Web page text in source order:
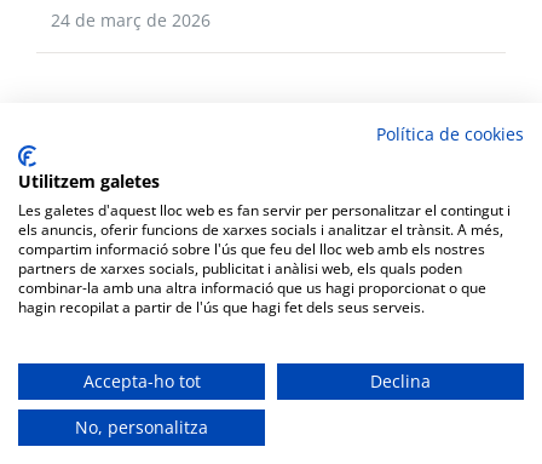
24 de març de 2026
Copyright Ajuntament de Corbera |Protecció de dades personals
Política de Privacitat|Política de Cookies| Tots els drets reservats |
Rss
Política de cookies
Utilitzem galetes
Les galetes d'aquest lloc web es fan servir per personalitzar el contingut i
els anuncis, oferir funcions de xarxes socials i analitzar el trànsit. A més,
compartim informació sobre l'ús que feu del lloc web amb els nostres
partners de xarxes socials, publicitat i anàlisi web, els quals poden
combinar-la amb una altra informació que us hagi proporcionat o que
hagin recopilat a partir de l'ús que hagi fet dels seus serveis.
Accepta-ho tot
Declina
No, personalitza